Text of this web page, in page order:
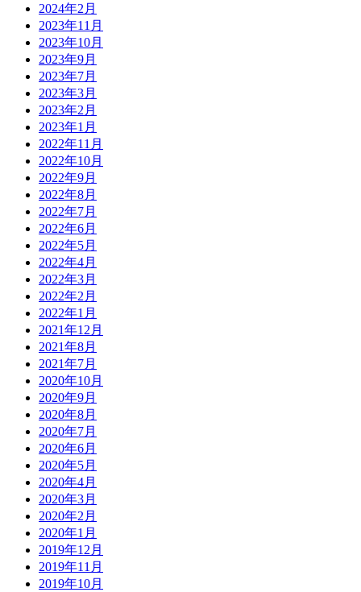
2024年2月
2023年11月
2023年10月
2023年9月
2023年7月
2023年3月
2023年2月
2023年1月
2022年11月
2022年10月
2022年9月
2022年8月
2022年7月
2022年6月
2022年5月
2022年4月
2022年3月
2022年2月
2022年1月
2021年12月
2021年8月
2021年7月
2020年10月
2020年9月
2020年8月
2020年7月
2020年6月
2020年5月
2020年4月
2020年3月
2020年2月
2020年1月
2019年12月
2019年11月
2019年10月